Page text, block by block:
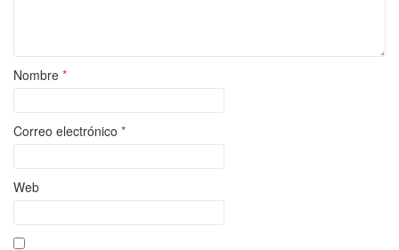
Nombre *
Correo electrónico *
Web